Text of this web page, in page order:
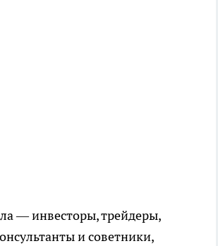
— инвесторы, трейдеры,
и советники,